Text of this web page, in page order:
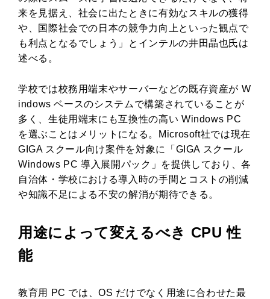
来を見据え、社会に出たときに有効なスキルの獲得
や、国際社会での日本の競争力向上といった観点で
も利点となるでしょう」とインテルの井田晶也氏は
述べる。
学校では校務用端末やサーバーなどの既存資産が W
indows ベースのシステムで構築されていることが
多く、生徒用端末にも互換性の高い Windows PC
を選ぶことはメリットになる。Microsoft社では現在
GIGA スクール向け案件を対象に「GIGA スクール
Windows PC 導入展開パック」を提供しており、各
自治体・学校における導入時の手間とコストの削減
や知識不足による不安の解消が期待できる。
用途によって変えるべき CPU 性
能
教育用 PC では、OS だけでなく用途に合わせた最